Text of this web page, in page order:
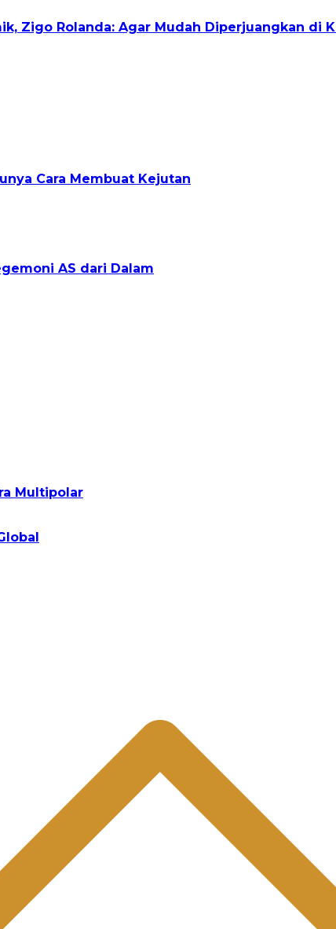
Zigo Rolanda: Agar Mudah Diperjuangkan di
Cara Membuat Kejutan
AS dari Dalam
Multipolar